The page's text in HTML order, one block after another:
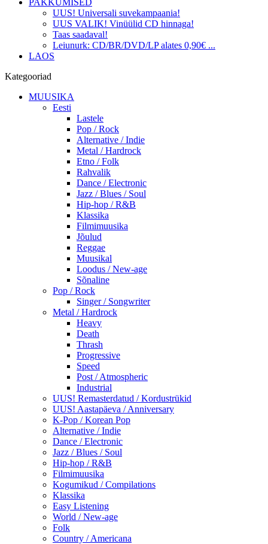
PAKKUMISED
UUS! Universali suvekampaania!
UUS VALIK! Vinüülid CD hinnaga!
Taas saadaval!
Leiunurk: CD/BR/DVD/LP alates 0,90€ ...
LAOS
Kategooriad
MUUSIKA
Eesti
Lastele
Pop / Rock
Alternative / Indie
Metal / Hardrock
Etno / Folk
Rahvalik
Dance / Electronic
Jazz / Blues / Soul
Hip-hop / R&B
Klassika
Filmimuusika
Jõulud
Reggae
Muusikal
Loodus / New-age
Sõnaline
Pop / Rock
Singer / Songwriter
Metal / Hardrock
Heavy
Death
Thrash
Progressive
Speed
Post / Atmospheric
Industrial
UUS! Remasterdatud / Kordustrükid
UUS! Aastapäeva / Anniversary
K-Pop / Korean Pop
Alternative / Indie
Dance / Electronic
Jazz / Blues / Soul
Hip-hop / R&B
Filmimuusika
Kogumikud / Compilations
Klassika
Easy Listening
World / New-age
Folk
Country / Americana